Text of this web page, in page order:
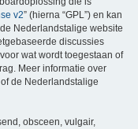
v2” (hierna “GPL”) en kan
Nederlandstalige website
discussies
wat wordt toegestaan of
Meer informatie over
de Nederlandstalige
obsceen, vulgair,